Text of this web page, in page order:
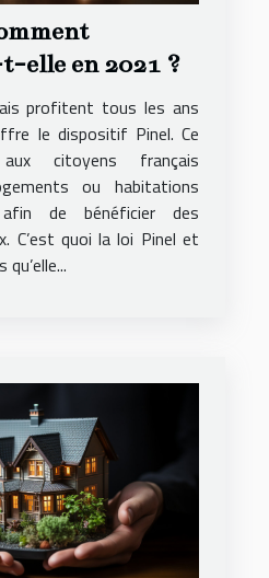
elle en 2021 ?
profitent tous les ans
le dispositif Pinel. Ce
citoyens français
ou habitations
de bénéficier des
C’est quoi la loi Pinel et